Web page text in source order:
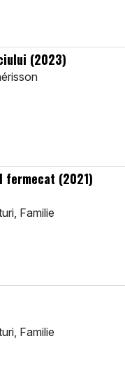
(2023)
fermecat (2021)
Familie
Familie